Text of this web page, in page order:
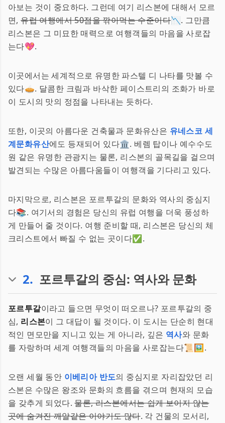
아보는 것이 중요하다. 그런데 여기 리스본에 대해서 모르
면,유럽 여행에서 50점을 깎아먹는 수준이다📉. 그만큼
리스본은 그 미묘한 매력으로 여행객들의 마음을 사로잡
는다💖.
이곳에서는 세계적으로 유명한 파스텔 디 나타를 맛볼 수
있다🥧. 달콤한 크림과 바삭한 페이스트리의 조화가 바로
이 도시의 맛의 정점을 나타내는 듯하다.
또한, 이곳의 아름다운 건축물과 문화유산은 유네스코 세
계문화유산에도 등재되어 있다🏛️. 베렘 탑이나 예수수도
원 같은 유명한 관광지는 물론, 리스본의 골목길을 걸으며
발견되는 수많은 아름다움들이 여행객을 기다리고 있다.
마지막으로, 리스본은 포르투갈의 문화와 역사의 중심지
다📚. 여기서의 경험은 당신의 유럽 여행을 더욱 풍성하
게 만들어 줄 것이다. 여행 준비할 때, 리스본은 당신의 체
크리스트에서 빠질 수 없는 곳이다✅.
2. 포르투갈의 중심: 역사와 문화
포르투갈이라고 들으면 무엇이 떠오르나? 포르투갈의 중
심, 리스본이 그 대답이 될 것이다. 이 도시는 단순히 현대
적인 면모만을 지니고 있는 게 아니라, 깊은 역사와 문화
를 자랑하며 세계 여행객들의 마음을 사로잡는다📜🖼️.
오랜 세월 동안 이베리아 반도의 중심지로 자리잡았던 리
스본은 수많은 왕조와 문화의 흐름을 겪으며 현재의 모습
을 갖추게 되었다.물론, 리스본에서는 쉽게 보이지 않는
곳에 숨겨진 깨알같은 이야기도 많다. 각 건물의 모서리,